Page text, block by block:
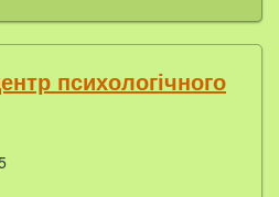
психологічного